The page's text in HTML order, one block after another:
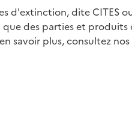
d'extinction, dite CITES
des parties et produits
savoir plus, consultez